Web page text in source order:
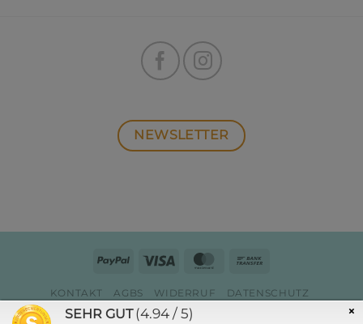
NEWSLETTER
PayPal Visa MasterCard
KONTAKT AGBS WIDERRUF
DATENSCHUTZ
ZAHLUNG & VERSAND
IMPRESSUM ×
SEHR GUT (4.94 / 5)